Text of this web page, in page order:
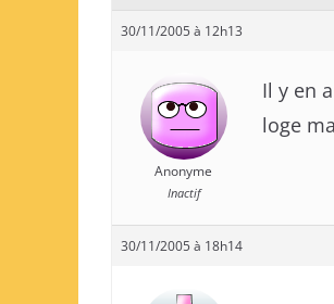
30/11/2005 à 12h13
Anonyme
Inactif
Il y en
loge
30/11/2005 à 18h14